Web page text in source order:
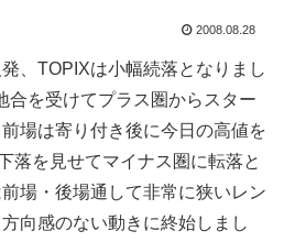
2008.08.28
、TOPIXは小幅続落となりまし
を受けてプラス圏からスター
場は寄り付き後に今日の高値を
落を見せてマイナス圏に転落と
場・後場通して非常に狭いレン
向感のない動きに終始しまし